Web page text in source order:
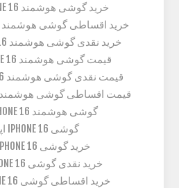
خرید گوشی هوشمند IPHONE 16 اپل
خرید اقساطی گوشی هوشمند IPHONE 16 اپل
خرید نقدی گوشی هوشمند IPHONE 16 اپل
قیمت گوشی هوشمند IPHONE 16 اپل
قیمت نقدی گوشی هوشمند IPHONE 16 اپل
قیمت اقساطی گوشی هوشمند IPHONE 16 اپل
گوشی هوشمند IPHONE 16 اپل
گوشی IPHONE 16 اپل
خرید گوشی IPHONE 16 اپل
خرید نقدی گوشی IPHONE 16 اپل
خرید اقساطی گوشی IPHONE 16 اپل